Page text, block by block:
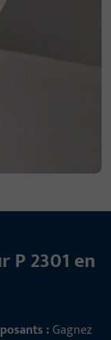
P 2301 en
:Gagnez